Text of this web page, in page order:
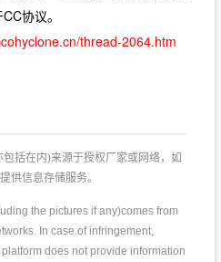
协议。
thread-2064.htm
括在内)来源于授权厂家或网络，如
供信息存储服务。
the pictures if any)comes from
In case of infringement,
does not provide information